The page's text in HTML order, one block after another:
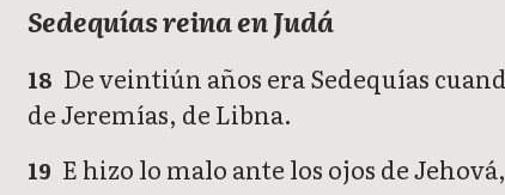
Sedequías reina en Judá
18 De veintiún años era Sedequías
de Jeremías, de Libna.
19 E hizo lo malo ante los ojos de